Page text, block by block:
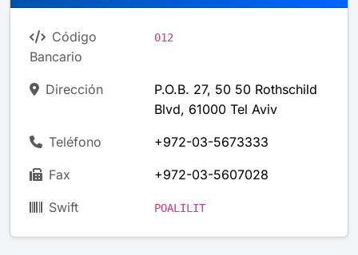
Código
Bancario
012
Dirección
P.O.B. 27, 50 50 Rothschild
Blvd, 61000 Tel Aviv
Teléfono +972-03-5673333
Fax +972-03-5607028
Swift POALILIT